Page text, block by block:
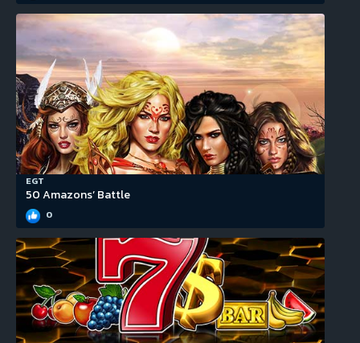
EGT
50 Amazons’ Battle
0